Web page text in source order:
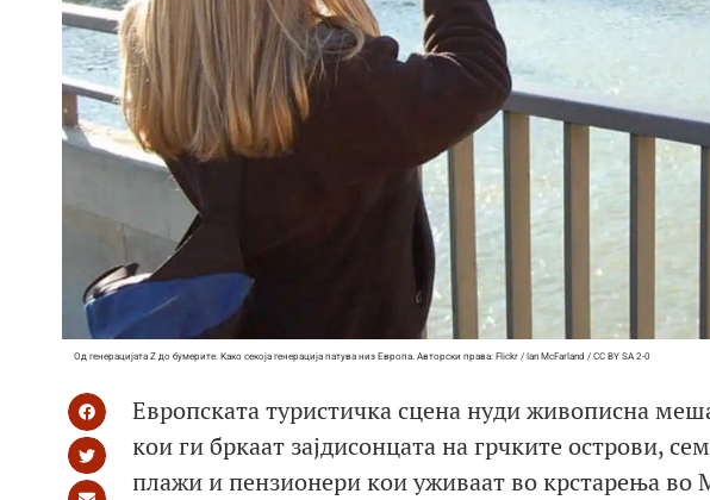
Од генерацијата Z до бумерите: Како секоја генерација патува низ Европа. Авторски права: Flickr / Ian McFarland / CC BY SA 2-0
Европската туристичка сцена нуди живописна
кои ги бркаат зајдисонцата на грчките острови,
плажи и пензионери кои уживаат во крстарења во